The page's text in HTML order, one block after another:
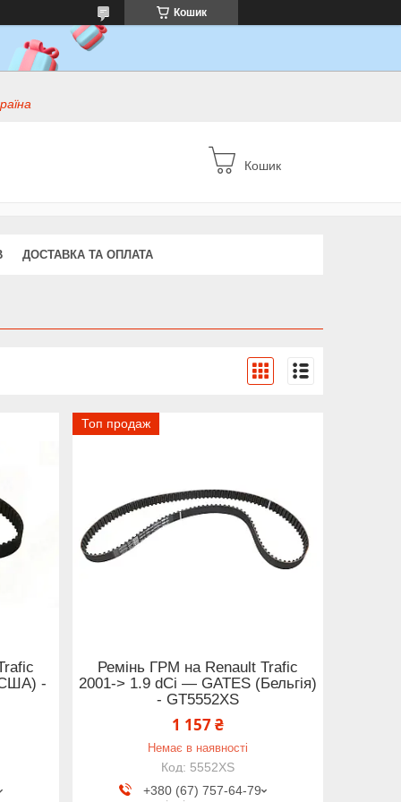
Кошик
Кошик
ДОСТАВКА ТА ОПЛАТА
-
Топ продаж
Ремінь ГРМ на Renault Trafic
2001-> 1.9 dCi — GATES (Бельгія)
- GT5552XS
1 157 ₴
Немає в наявності
5552XS
+380 (67) 757-64-79